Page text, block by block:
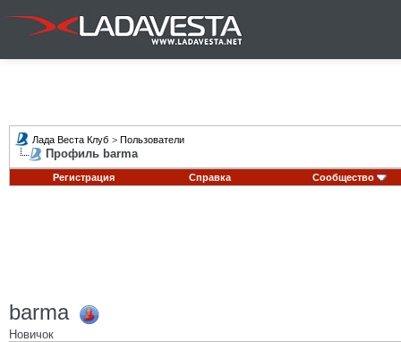
Лада Веста Клуб > Пользователи
Профиль barma
Регистрация Справка Сообщество
barma
Новичок